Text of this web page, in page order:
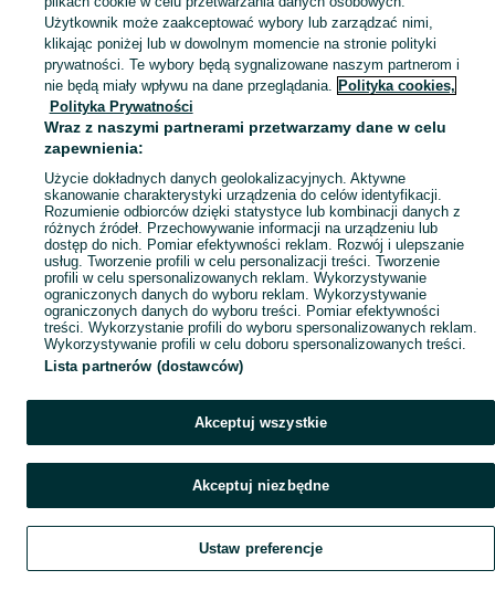
Mapa kategorii
Mapa miejscowości
Mapa ministron
Popularne wyszukiwania
Szukaj Obserwujesz Dodaj Czat Konto
Użytkownik może zaakceptować wybory lub zarządzać nimi,
klikając poniżej lub w dowolnym momencie na stronie polityki
prywatności. Te wybory będą sygnalizowane naszym partnerom i
nie będą miały wpływu na dane przeglądania. Polityka cookies,
Polityka Prywatności
Wraz z naszymi partnerami przetwarzamy dane w celu
zapewnienia:
Użycie dokładnych danych geolokalizacyjnych. Aktywne
skanowanie charakterystyki urządzenia do celów identyfikacji.
Rozumienie odbiorców dzięki statystyce lub kombinacji danych z
różnych źródeł. Przechowywanie informacji na urządzeniu lub
dostęp do nich. Pomiar efektywności reklam. Rozwój i ulepszanie
usług. Tworzenie profili w celu personalizacji treści. Tworzenie
profili w celu spersonalizowanych reklam. Wykorzystywanie
ograniczonych danych do wyboru reklam. Wykorzystywanie
ograniczonych danych do wyboru treści. Pomiar efektywności
treści. Wykorzystanie profili do wyboru spersonalizowanych reklam.
Wykorzystywanie profili w celu doboru spersonalizowanych treści.
Lista partnerów (dostawców)
Akceptuj wszystkie
Akceptuj niezbędne
Ustaw preferencje